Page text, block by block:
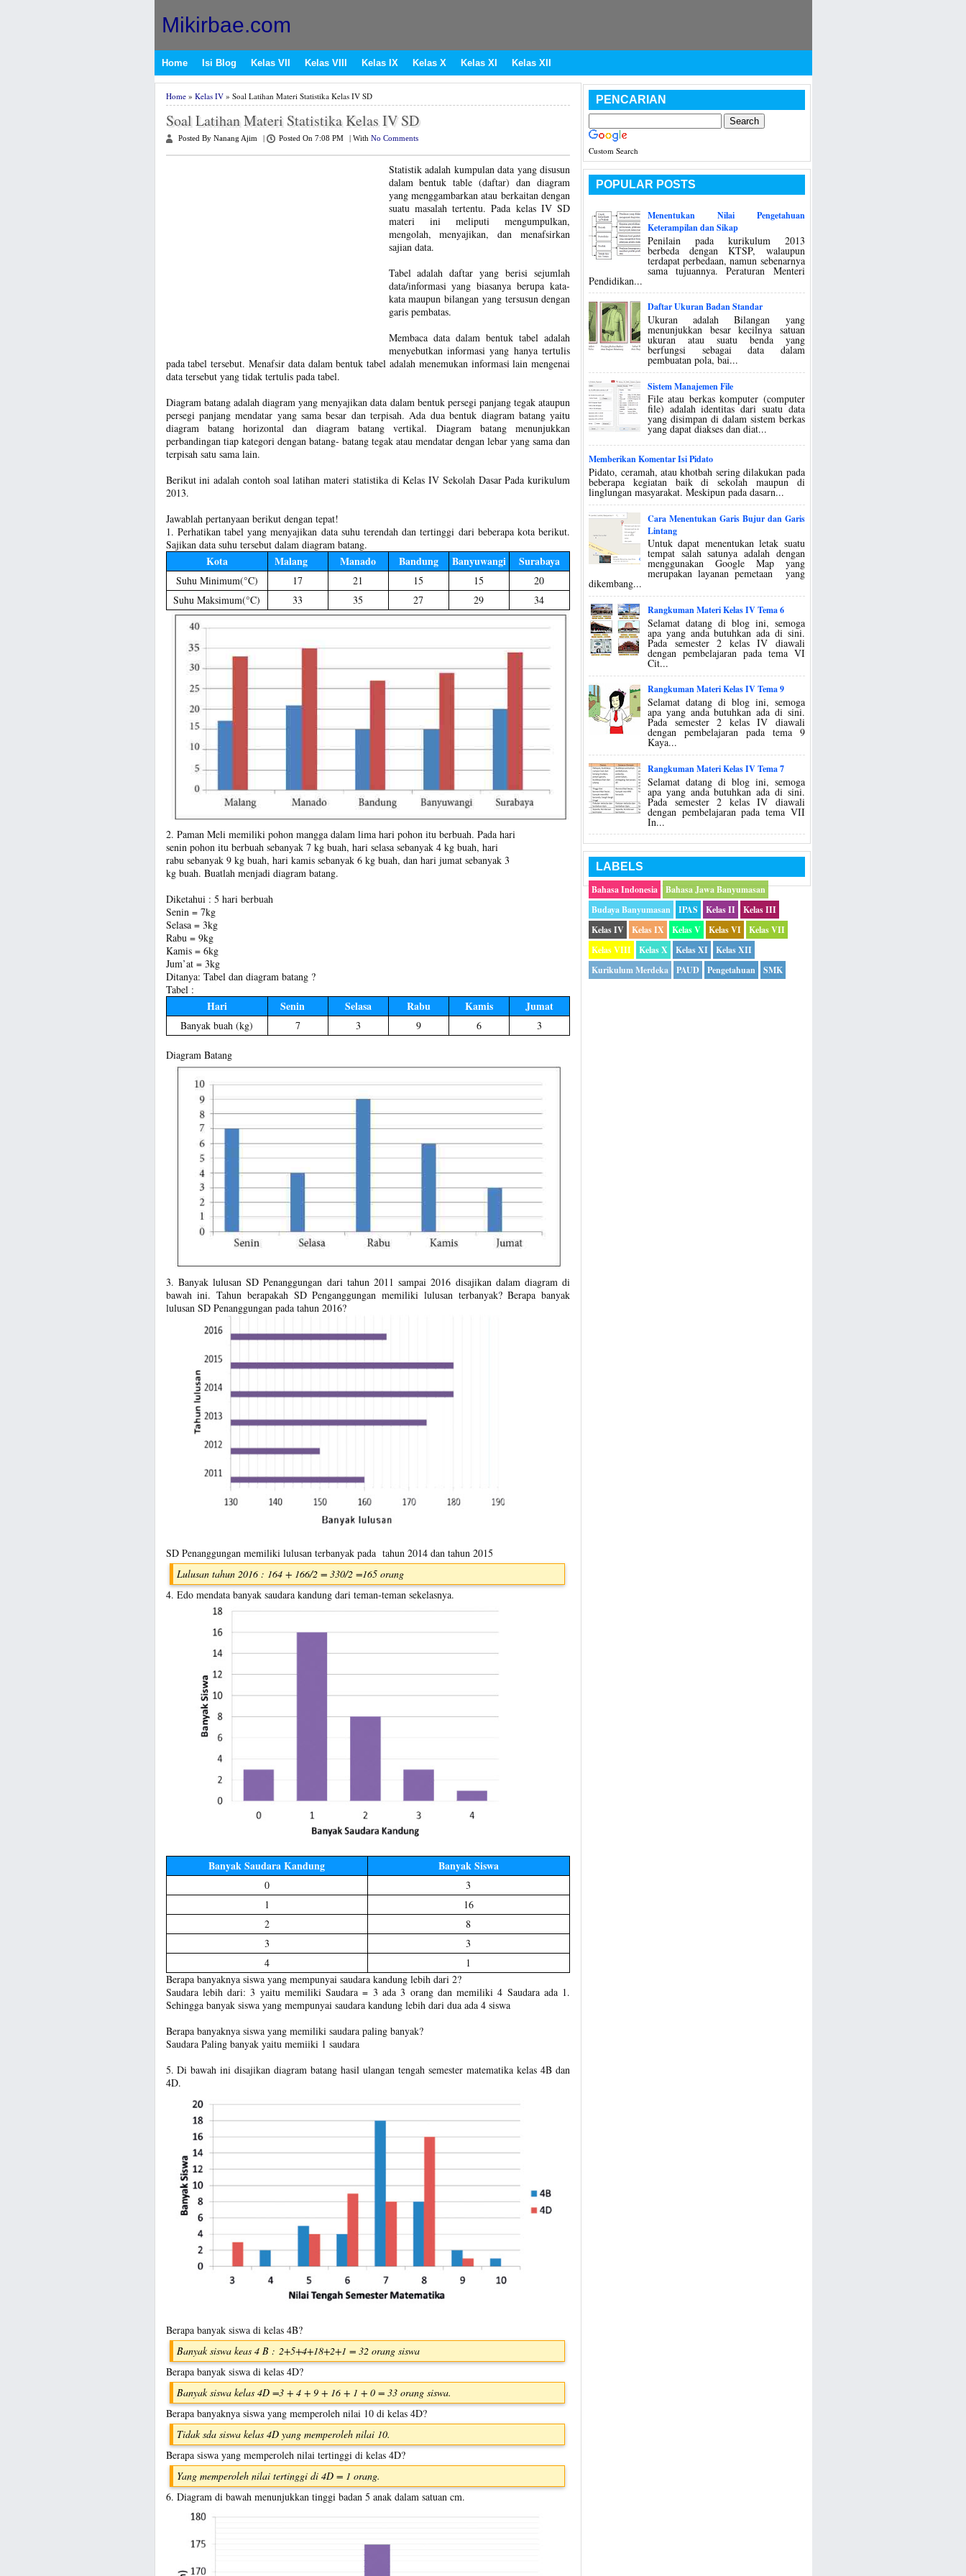
Mikirbae.com
Home Isi Blog Kelas VII Kelas VIII Kelas IX Kelas X Kelas XI Kelas XII
Home» Kelas IV» Soal Latihan Materi Statistika Kelas IV SD
Soal Latihan Materi Statistika Kelas IV SD
Posted By Nanang Ajim Posted On 7:08 PM With No Comments
Statistik adalah kumpulan data yang disusun
dalam bentuk table (daftar) dan diagram
yang menggambarkan atau berkaitan dengan
suatu masalah tertentu. Pada kelas IV SD
materi ini meliputi mengumpulkan,
mengolah, menyajikan, dan menafsirkan
sajian data.
Tabel adalah daftar yang berisi sejumlah
data/informasi yang biasanya berupa kata-
kata maupun bilangan yang tersusun dengan
garis pembatas.
Membaca data dalam bentuk tabel adalah
menyebutkan informasi yang hanya tertulis
pada tabel tersebut. Menafsir data dalam bentuk tabel adalah menemukan informasi lain mengenai
data tersebut yang tidak tertulis pada tabel.
Diagram batang adalah diagram yang menyajikan data dalam bentuk persegi panjang tegak ataupun
persegi panjang mendatar yang sama besar dan terpisah. Ada dua bentuk diagram batang yaitu
diagram batang horizontal dan diagram batang vertikal. Diagram batang menunjukkan
perbandingan tiap kategori dengan batang- batang tegak atau mendatar dengan lebar yang sama dan
terpisah satu sama lain.
Berikut ini adalah contoh soal latihan materi statistika di Kelas IV Sekolah Dasar Pada kurikulum
2013.
Jawablah pertanyaan berikut dengan tepat!
1. Perhatikan tabel yang menyajikan data suhu terendah dan tertinggi dari beberapa kota berikut.
Sajikan data suhu tersebut dalam diagram batang.
Kota Malang Manado Bandung Banyuwangi Surabaya
Suhu Minimum(°C) 17 21 15 15
20
Suhu Maksimum(°C)
33 35 27 29 34
2. Paman Meli memiliki pohon mangga dalam lima hari pohon itu berbuah. Pada hari
senin pohon itu berbuah sebanyak 7 kg buah, hari selasa sebanyak 4 kg buah, hari
rabu sebanyak 9 kg buah, hari kamis sebanyak 6 kg buah, dan hari jumat sebanyak 3
kg buah. Buatlah menjadi diagram batang.
Diketahui : 5 hari berbuah
Senin = 7kg
Selasa = 3kg
Rabu = 9kg
Kamis = 6kg
Jum’at = 3kg
Ditanya: Tabel dan diagram batang ?
Tabel :
Hari Senin Selasa Rabu Kamis Jumat
Banyak buah (kg) 7 3 9 6 3
Diagram Batang
3. Banyak lulusan SD Penanggungan dari tahun 2011 sampai 2016 disajikan dalam diagram di
bawah ini. Tahun berapakah SD Penganggungan memiliki lulusan terbanyak? Berapa banyak
lulusan SD Penanggungan pada tahun 2016?
SD Penanggungan memiliki lulusan terbanyak pada tahun 2014 dan tahun 2015
Lulusan tahun 2016 : 164 + 166/2 = 330/2 =165 orang
4. Edo mendata banyak saudara kandung dari teman-teman sekelasnya.
Banyak Saudara Kandung Banyak Siswa
0
3
1
16
2
8
3
3
4
1
Berapa banyaknya siswa yang mempunyai saudara kandung lebih dari 2?
Saudara lebih dari: 3 yaitu memiliki Saudara = 3 ada 3 orang dan memiliki 4 Saudara ada 1.
Sehingga banyak siswa yang mempunyai saudara kandung lebih dari dua ada 4 siswa
Berapa banyaknya siswa yang memiliki saudara paling banyak?
Saudara Paling banyak yaitu memiiki 1 saudara
5. Di bawah ini disajikan diagram batang hasil ulangan tengah semester matematika kelas 4B dan
4D.
Berapa banyak siswa di kelas 4B?
Banyak siswa keas 4 B : 2+5+4+18+2+1 = 32 orang siswa
Berapa banyak siswa di kelas 4D?
Banyak siswa kelas 4D =3 + 4 + 9 + 16 + 1 + 0 = 33 orang siswa.
Berapa banyaknya siswa yang memperoleh nilai 10 di kelas 4D?
Tidak sda siswa kelas 4D yang memperoleh nilai 10.
Berapa siswa yang memperoleh nilai tertinggi di kelas 4D?
Yang memperoleh nilai tertinggi di 4D = 1 orang.
6. Diagram di bawah menunjukkan tinggi badan 5 anak dalam satuan cm.
PENCARIAN
Custom Search
POPULAR POSTS
Menentukan Nilai Pengetahuan
Keterampilan dan Sikap
Penilain pada kurikulum 2013
berbeda dengan KTSP, walaupun
terdapat perbedaan, namun sebenarnya
sama tujuannya. Peraturan Menteri
Pendidikan...
Daftar Ukuran Badan Standar
Ukuran adalah Bilangan yang
menunjukkan besar kecilnya satuan
ukuran atau suatu benda yang
berfungsi sebagai data dalam
pembuatan pola, bai...
Sistem Manajemen File
File atau berkas komputer (computer
file) adalah identitas dari suatu data
yang disimpan di dalam sistem berkas
yang dapat diakses dan diat...
Memberikan Komentar Isi Pidato
Pidato, ceramah, atau khotbah sering dilakukan pada
beberapa kegiatan baik di sekolah maupun di
linglungan masyarakat. Meskipun pada dasarn...
Cara Menentukan Garis Bujur dan Garis
Lintang
Untuk dapat menentukan letak suatu
tempat salah satunya adalah dengan
menggunakan Google Map yang
merupakan layanan pemetaan yang
dikembang...
Rangkuman Materi Kelas IV Tema 6
Selamat datang di blog ini, semoga
apa yang anda butuhkan ada di sini.
Pada semester 2 kelas IV diawali
dengan pembelajaran pada tema VI
Cit...
Rangkuman Materi Kelas IV Tema 9
Selamat datang di blog ini, semoga
apa yang anda butuhkan ada di sini.
Pada semester 2 kelas IV diawali
dengan pembelajaran pada tema 9
Kaya...
Rangkuman Materi Kelas IV Tema 7
Selamat datang di blog ini, semoga
apa yang anda butuhkan ada di sini.
Pada semester 2 kelas IV diawali
dengan pembelajaran pada tema VII
In...
LABELS
Bahasa Indonesia
Bahasa Jawa Banyumasan
Budaya Banyumasan
IPAS Kelas II
Kelas III
Kelas IV
Kelas IX Kelas V Kelas VI
Kelas VII
Kelas VIII
Kelas X Kelas XI
Kelas XII
Kurikulum Merdeka
PAUD Pengetahuan SMK